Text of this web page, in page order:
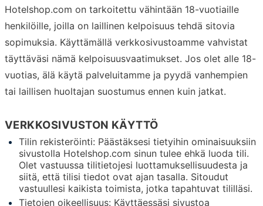
Hotelshop.com on tarkoitettu vähintään 18-vuotiaille
henkilöille, joilla on laillinen kelpoisuus tehdä sitovia
sopimuksia. Käyttämällä verkkosivustoamme vahvistat
täyttäväsi nämä kelpoisuusvaatimukset. Jos olet alle 18-
vuotias, älä käytä palveluitamme ja pyydä vanhempien
tai laillisen huoltajan suostumus ennen kuin jatkat.
VERKKOSIVUSTON KÄYTTÖ
Tilin rekisteröinti: Päästäksesi tietyihin ominaisuuksiin
sivustolla Hotelshop.com sinun tulee ehkä luoda tili.
Olet vastuussa tilitietojesi luottamuksellisuudesta ja
siitä, että tilisi tiedot ovat ajan tasalla. Sitoudut
vastuullesi kaikista toimista, jotka tapahtuvat tililläsi.
Tietojen oikeellisuus: Käyttäessäsi sivustoa